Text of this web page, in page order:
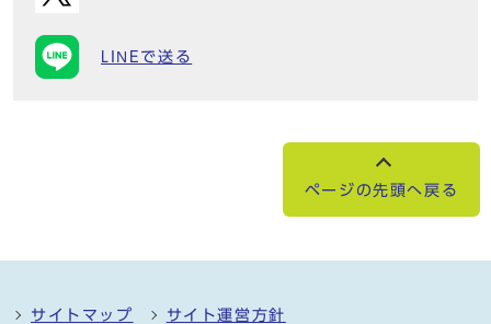
LINEで送る
ページの先頭へ戻る
サイトマップ サイト運営方針